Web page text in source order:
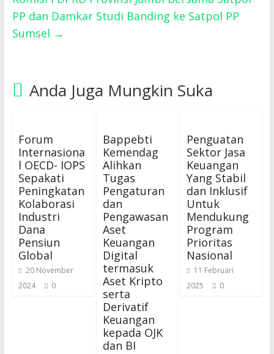
PP dan Damkar Studi Banding ke Satpol PP
Sumsel →
Anda Juga Mungkin Suka
Forum
Internasiona
l OECD- IOPS
Sepakati
Peningkatan
Kolaborasi
Industri
Dana
Pensiun
Global
20 November
2024
0
Bappebti
Kemendag
Alihkan
Tugas
Pengaturan
dan
Pengawasan
Aset
Keuangan
Digital
termasuk
Aset Kripto
serta
Derivatif
Keuangan
kepada OJK
dan BI
Penguatan
Sektor Jasa
Keuangan
Yang Stabil
dan Inklusif
Untuk
Mendukung
Program
Prioritas
Nasional
11 Februari
2025
0